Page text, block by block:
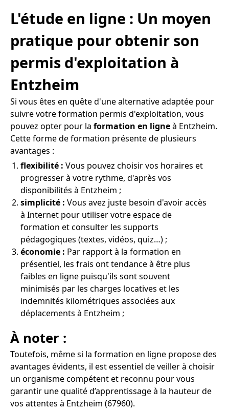
L'étude en ligne : Un moyen
pratique pour obtenir son
permis d'exploitation à
Entzheim
Si vous êtes en quête d'une alternative adaptée pour
suivre votre formation permis d'exploitation, vous
pouvez opter pour la formation en ligneà Entzheim.
Cette forme de formation présente de plusieurs
avantages :
flexibilité : Vous pouvez choisir vos horaires et
progresser à votre rythme, d'après vos
disponibilités à Entzheim ;
simplicité : Vous avez juste besoin d'avoir accès
à Internet pour utiliser votre espace de
formation et consulter les supports
pédagogiques (textes, vidéos, quiz…) ;
économie : Par rapport à la formation en
présentiel, les frais ont tendance à être plus
faibles en ligne puisqu'ils sont souvent
minimisés par les charges locatives et les
indemnités kilométriques associées aux
déplacements à Entzheim ;
À noter :
Toutefois, même si la formation en ligne propose des
avantages évidents, il est essentiel de veiller à choisir
un organisme compétent et reconnu pour vous
garantir une qualité d’apprentissage à la hauteur de
vos attentes à Entzheim (67960).